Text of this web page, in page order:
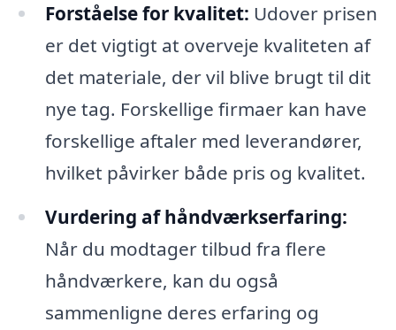
Forståelse for kvalitet: Udover prisen
er det vigtigt at overveje kvaliteten af
det materiale, der vil blive brugt til dit
nye tag. Forskellige firmaer kan have
forskellige aftaler med leverandører,
hvilket påvirker både pris og kvalitet.
Vurdering af håndværkserfaring:
Når du modtager tilbud fra flere
håndværkere, kan du også
sammenligne deres erfaring og